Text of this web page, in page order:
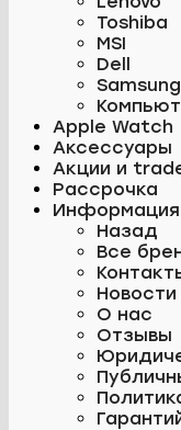
Toshiba
MSI
Dell
Samsung
Apple Watch
Аксессуары
Акции и
Рассрочка
Информация
Назад
Все
Новости
О нас
Отзывы